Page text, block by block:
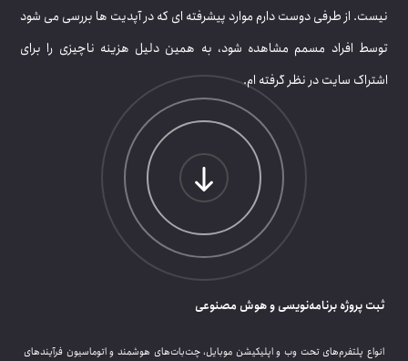
از طرفی دوست دارم موارد پیشرفته ای که در آپدیت ها بررسی می شود
افراد مسمم مشاهده شود، به همین دلیل هزینه ناچیزی را برای
سایت در نظر گرفته ام.
ثبت پروژه برنامه‌نویسی و هوش مصنوعی
انواع پلتفرم‌های تحت وب و اپلیکیشن موبایل، چت‌بات‌های هوشمند و اتوماسیون فرآیندهای